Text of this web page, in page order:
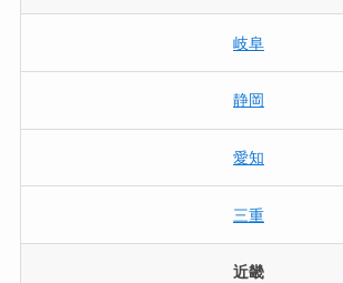
岐阜
静岡
愛知
三重
近畿